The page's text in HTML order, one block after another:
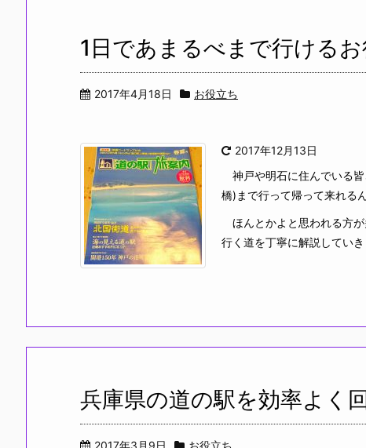
1日であまるべまで行ける
2017年4月18日 お役立ち
2017年12月13日
神戸や明石に住んでいる
橋)まで行って帰って来れる
ほんとかよと思われる方
行く道を丁寧に解説していき
兵庫県の道の駅を効率よく
2017年3月9日 お役立ち